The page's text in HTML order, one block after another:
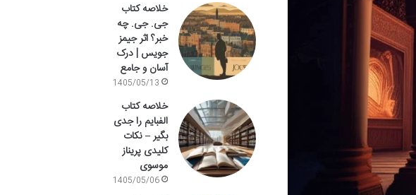
خلاصه کتاب
جی. جی. چه
خبر؟ اثر جیمز
جویس | درک
آسان و جامع
1405/05/13
خلاصه کتاب
الفبایم را جدی
بگیر – نکات
کلیدی پریناز
موسوی
1405/05/06